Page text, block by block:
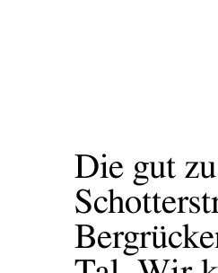
Die gut